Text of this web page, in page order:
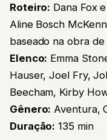
Roteiro: Dana Fox
Aline Bosch
baseado na obra de
Elenco: Emma
Hauser, Joel Fry,
Beecham, Kirby
Gênero: Aventura,
Duração: 135 min